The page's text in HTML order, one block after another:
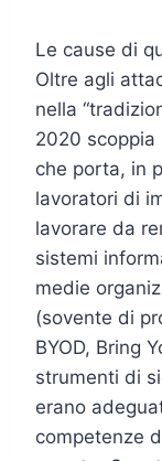
Le cause di
Oltre agli
nella
2020 scoppia
che porta, in
lavoratori di
lavorare da
sistemi
medie
(sovente di
BYOD, Bring
strumenti di
erano
competenze